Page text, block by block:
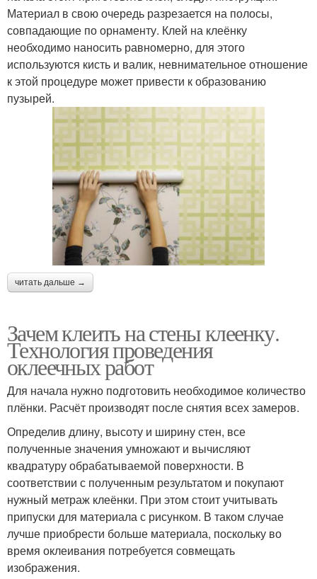
Материал в свою очередь разрезается на полосы,
совпадающие по орнаменту. Клей на клеёнку
необходимо наносить равномерно, для этого
используются кисть и валик, невнимательное отношение
к этой процедуре может привести к образованию
пузырей.
читать дальше →
Зачем клеить на стены клеенку.
Технология проведения
оклеечных работ
Для начала нужно подготовить необходимое количество
плёнки. Расчёт производят после снятия всех замеров.
Определив длину, высоту и ширину стен, все
полученные значения умножают и вычисляют
квадратуру обрабатываемой поверхности. В
соответствии с полученным результатом и покупают
нужный метраж клеёнки. При этом стоит учитывать
припуски для материала с рисунком. В таком случае
лучше приобрести больше материала, поскольку во
время оклеивания потребуется совмещать
изображения.